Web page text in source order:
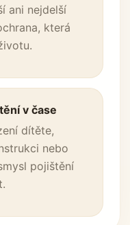
ani nejdelší
která
v čase
dítěte,
nebo
pojištění